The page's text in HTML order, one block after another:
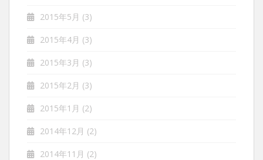
2015年5月 (3)
2015年4月 (3)
2015年3月 (3)
2015年2月 (3)
2015年1月 (2)
2014年12月 (2)
2014年11月 (2)